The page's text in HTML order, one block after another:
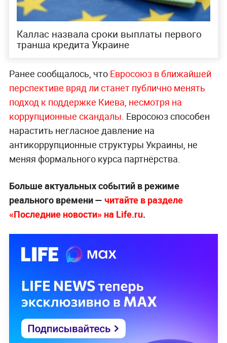
Каллас назвала сроки выплаты первого
транша кредита Украине
Ранее сообщалось, чтоЕвросоюз в ближайшей
перспективе вряд ли станет публично менять
подход к поддержке Киева, несмотря на
коррупционные скандалы. Евросоюз способен
нарастить негласное давление на
антикоррупционные структуры Украины, не
меняя формального курса партнёрства.
Больше актуальных событий в режиме
реального времени — читайте в разделе
«Последние новости» на Life.ru.